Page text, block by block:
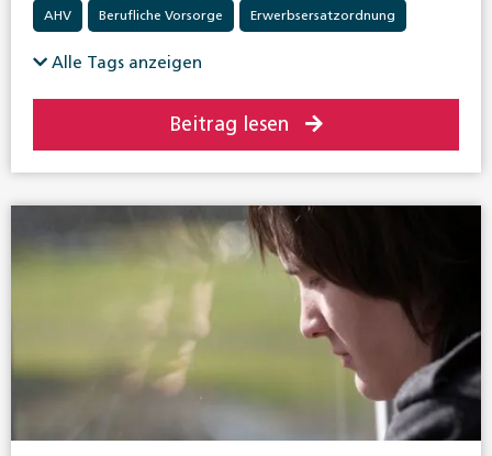
AHV Berufliche Vorsorge Erwerbsersatzordnung
Alle Tags anzeigen
Beitrag lesen